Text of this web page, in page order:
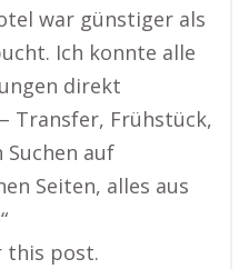
war günstiger als
Ich konnte alle
direkt
Transfer, Frühstück,
Suchen auf
Seiten, alles aus
this post.